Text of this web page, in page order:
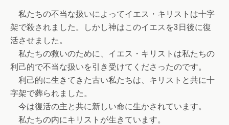
私たちの不当な扱いによってイエス・キリストは十字
架で殺されました。しかし神はこのイエスを3日後に復
活させました。
私たちの救いのために、イエス・キリストは私たちの
利己的で不当な扱いを引き受けてくださったのです。
利己的に生きてきた古い私たちは、キリストと共に十
字架で葬られました。
今は復活の主と共に新しい命に生かされています。
私たちの内にキリストが生きています。